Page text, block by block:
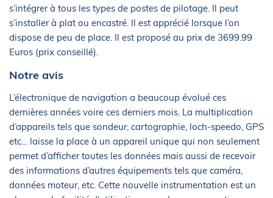
s’intégrer à tous les types de postes de pilotage. Il peut
s’installer à plat ou encastré. Il est apprécié lorsque l’on
dispose de peu de place. Il est proposé au prix de 3699.99
Euros (prix conseillé).
Notre avis
L’électronique de navigation a beaucoup évolué ces
dernières années voire ces derniers mois. La multiplication
d’appareils tels que sondeur, cartographie, loch-speedo, GPS
etc… laisse la place à un appareil unique qui non seulement
permet d’afficher toutes les données mais aussi de recevoir
des informations d’autres équipements tels que caméra,
données moteur, etc. Cette nouvelle instrumentation est un